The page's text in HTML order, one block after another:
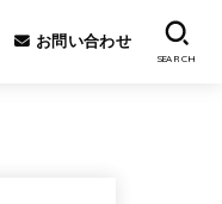
お問い合わせ
SEARCH